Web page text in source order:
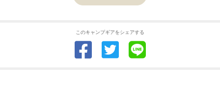
このキャンプギアをシェアする